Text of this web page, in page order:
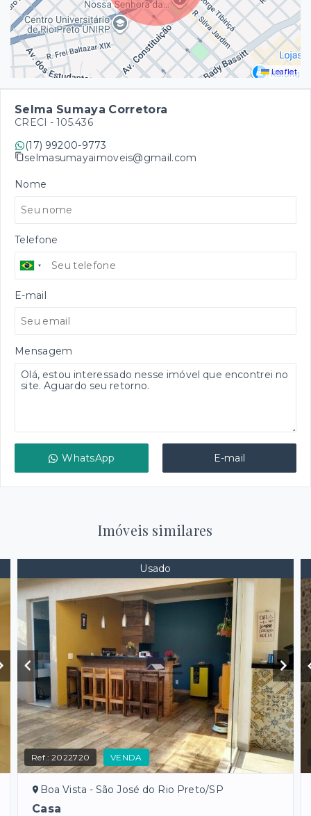
Leaflet
Selma Sumaya Corretora
CRECI - 105.436
(17) 99200-9773
selmasumayaimoveis@gmail.com
Nome
Telefone
E-mail
Mensagem
WhatsApp E-mail
Imóveis similares
Usado
Ref.:2022720 VENDA
Boa Vista - São José do Rio Preto/SP
Casa